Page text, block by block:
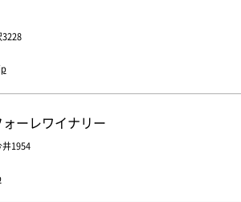
ーレワイナリー
1954